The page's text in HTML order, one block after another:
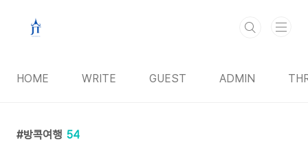
HOME WRITE GUEST ADMIN
방콕여행 54